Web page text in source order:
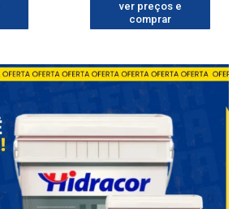
ver preços e
comprar